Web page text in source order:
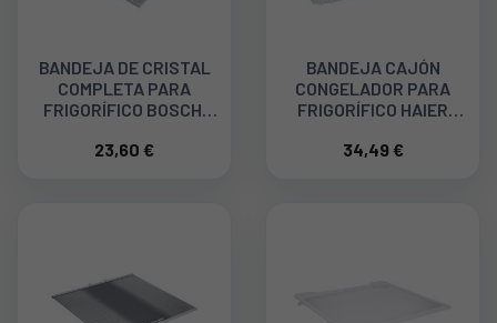
BANDEJA DE CRISTAL
COMPLETA PARA
FRIGORÍFICO BOSCH,
00704421
23,60 €
BANDEJA CAJÓN
CONGELADOR PARA
FRIGORÍFICO HAIER
34,49 €